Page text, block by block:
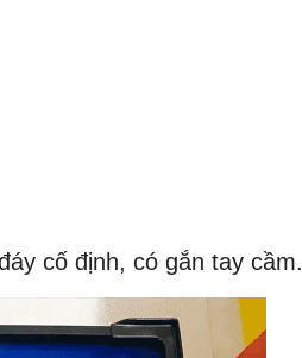
cố định, có gắn tay cầm.